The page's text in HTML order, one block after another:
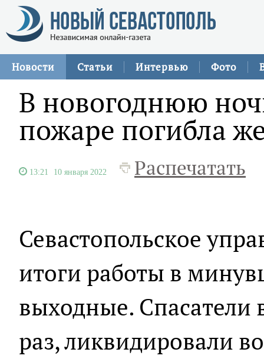
Новости Статьи Интервью Фото
В новогоднюю
пожаре погибла
13:21 10 января 2022 Распечатать
Севастопольское
итоги работы в
выходные. Спасатели
раз, ликвидировали